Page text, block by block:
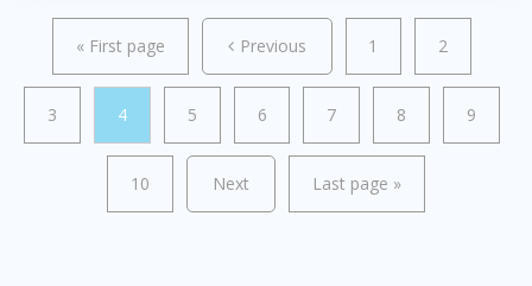
«First page Previous 1 2
3 4 5 6 7 8 9
10 Next Last page »